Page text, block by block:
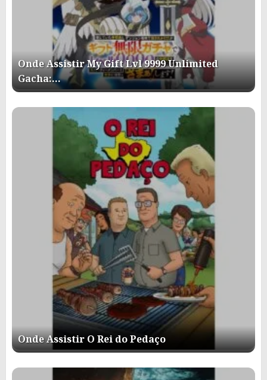
Onde Assistir My Gift Lvl 9999 Unlimited
Gacha:…
Onde Assistir O Rei do Pedaço